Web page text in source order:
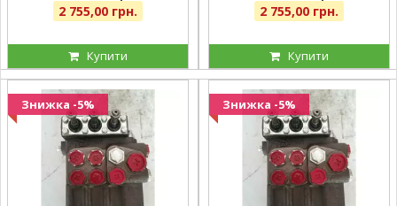
2 755,00 грн.
Купити
2 755,00 грн.
Купити
Знижка -5% Знижка -5%